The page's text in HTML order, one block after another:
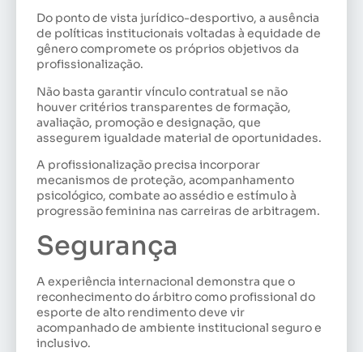
Do ponto de vista jurídico-desportivo, a ausência
de políticas institucionais voltadas à equidade de
gênero compromete os próprios objetivos da
profissionalização.
Não basta garantir vínculo contratual se não
houver critérios transparentes de formação,
avaliação, promoção e designação, que
assegurem igualdade material de oportunidades.
A profissionalização precisa incorporar
mecanismos de proteção, acompanhamento
psicológico, combate ao assédio e estímulo à
progressão feminina nas carreiras de arbitragem.
Segurança
A experiência internacional demonstra que o
reconhecimento do árbitro como profissional do
esporte de alto rendimento deve vir
acompanhado de ambiente institucional seguro e
inclusivo.